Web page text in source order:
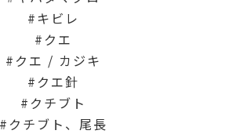
キビレ
クエ
クエ / カジキ
クエ針
クチブト
クチブト、尾長